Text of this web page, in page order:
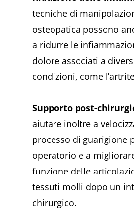
tecniche di
osteopatica possono
a ridurre le
dolore associati a
condizioni, come
Supporto post-
aiutare inoltre a
processo di guarigione
operatorio e a
funzione delle
tessuti molli dopo un
chirurgico.